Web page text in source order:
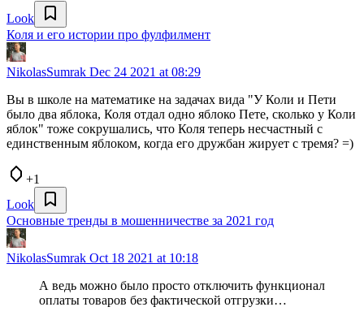
Look
Коля и его истории про фулфилмент
NikolasSumrak Dec 24 2021 at 08:29
Вы в школе на математике на задачах вида "У Коли и Пети
было два яблока, Коля отдал одно яблоко Пете, сколько у Коли
яблок" тоже сокрушались, что Коля теперь несчастный с
единственным яблоком, когда его дружбан жирует с тремя? =)
+1
Look
Основные тренды в мошенничестве за 2021 год
NikolasSumrak Oct 18 2021 at 10:18
А ведь можно было просто отключить функционал
оплаты товаров без фактической отгрузки…